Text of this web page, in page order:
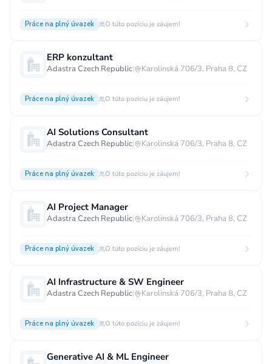
Práce na plný úvazek O túto pozíciu je záujem!
ERP konzultant
Adastra Czech Republic| Karolinská 706/3, Praha 8, CZ
Práce na plný úvazek O túto pozíciu je záujem!
AI Solutions Consultant
Adastra Czech Republic| Karolinská 706/3, Praha 8, CZ
Práce na plný úvazek O túto pozíciu je záujem!
AI Project Manager
Adastra Czech Republic| Karolinská 706/3, Praha 8, CZ
Práce na plný úvazek O túto pozíciu je záujem!
AI Infrastructure & SW Engineer
Adastra Czech Republic| Karolinská 706/3, Praha 8, CZ
Práce na plný úvazek O túto pozíciu je záujem!
Generative AI & ML Engineer